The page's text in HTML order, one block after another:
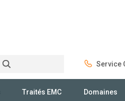
Service
Traités EMC Domaines